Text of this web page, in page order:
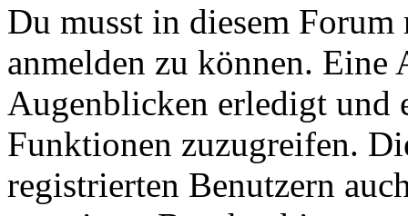
Du musst in diesem
anmelden zu können.
Augenblicken erledigt und
Funktionen zuzugreifen.
registrierten Benutzern